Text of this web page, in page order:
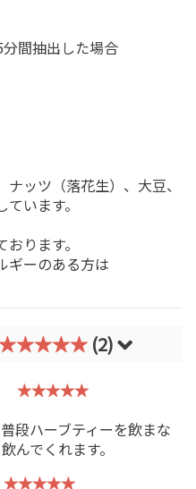
間抽出した場合
ッツ（落花生）、大豆、
います。
ります。
ギーのある方は
★★★★★ (2)
★★★★★
段ハーブティーを飲まな
んでくれます。
★★★★★